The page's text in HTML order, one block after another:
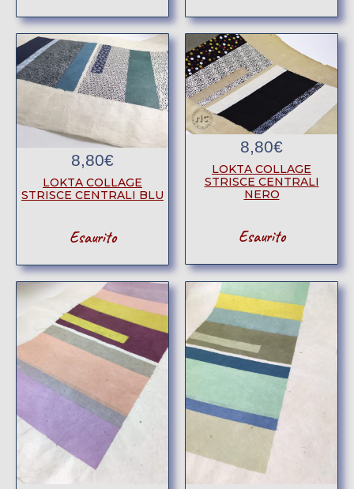
8,80€
LOKTA COLLAGE
STRISCE CENTRALI BLU
Esaurito
8,80€
LOKTA COLLAGE
STRISCE CENTRALI
NERO
Esaurito